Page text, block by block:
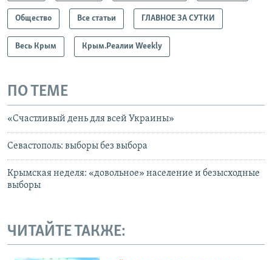
Общество Все статьи ГЛАВНОЕ ЗА СУТКИ
Весь Крым Крым.Реалии Weekly
ПО ТЕМЕ
«Счастливый день для всей Украины»
Севастополь: выборы без выбора
Крымская неделя: «довольное» население и безысходные
выборы
ЧИТАЙТЕ ТАКЖЕ: